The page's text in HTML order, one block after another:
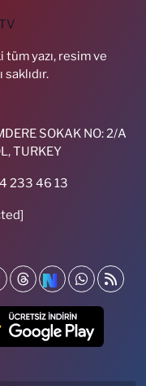
yazı, resim ve
SOKAK NO: 2/A
TURKEY
233 46 13